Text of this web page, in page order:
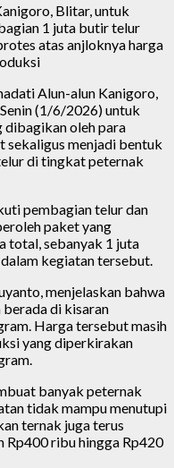
Blitar, untuk
1 juta butir telur
atas anjloknya harga
Alun-alun Kanigoro,
(1/6/2026) untuk
dibagikan oleh para
sekaligus menjadi bentuk
di tingkat peternak
pembagian telur dan
paket yang
total, sebanyak 1 juta
kegiatan tersebut.
menjelaskan bahwa
berada di kisaran
Harga tersebut masih
yang diperkirakan
banyak peternak
tidak mampu menutupi
ternak juga terus
Rp400 ribu hingga Rp420